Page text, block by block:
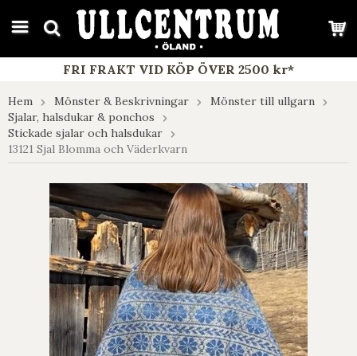
google-site-verification: google7e4b1026db5d9f32.html
FRI FRAKT VID KÖP ÖVER 2500 kr*
Hem Mönster & Beskrivningar
Mönster till ullgarn
Sjalar, halsdukar & ponchos
Stickade sjalar och halsdukar
13121 Sjal Blomma och Väderkvarn